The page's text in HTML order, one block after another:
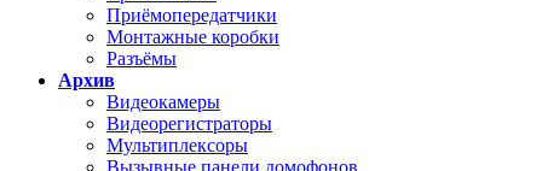
Приёмопередатчики
Монтажные коробки
Разъёмы
Архив
Видеокамеры
Видеорегистраторы
Мультиплексоры
Вызывные панели домофонов